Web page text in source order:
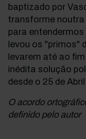
baptizado por
transforme noutra
para
levou os "primos"
levarem até ao
inédita solução
desde o 25 de
O acordo
definido pelo autor